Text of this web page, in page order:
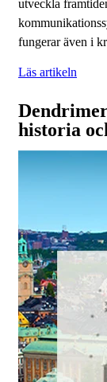
utveckla
fungerar även i
Läs artikeln
historia